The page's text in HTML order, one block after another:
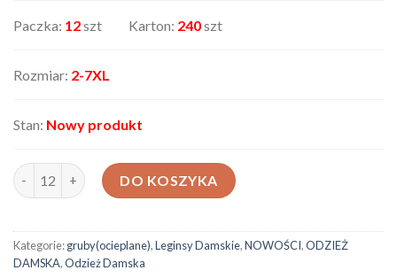
Paczka: 12szt Karton: 240szt
Rozmiar: 2-7XL
Stan: Nowy produkt
ilość Leginsy damskie AX-334138-65
DO KOSZYKA
Kategorie:gruby(ocieplane),Leginsy Damskie,NOWOŚCI,ODZIEŻ
DAMSKA,Odzież Damska